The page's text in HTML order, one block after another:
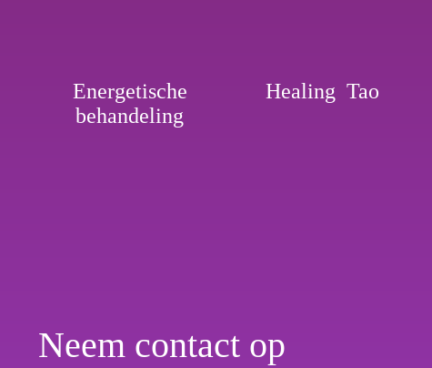
Energetische
behandeling
Healing Tao
Neem contact op